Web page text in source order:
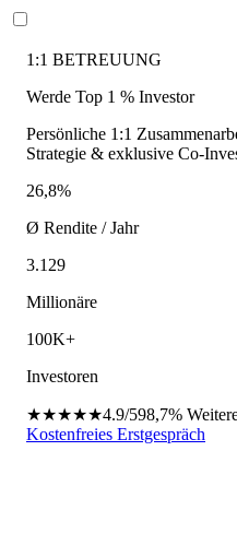
1:1 BETREUUNG
Werde Top 1 % Investor
Persönliche 1:1
Strategie & exklusive Co-
26,8%
Ø Rendite / Jahr
3.129
Millionäre
100K+
Investoren
★★★★★4.9/598,7%
Kostenfreies Erstgespräch